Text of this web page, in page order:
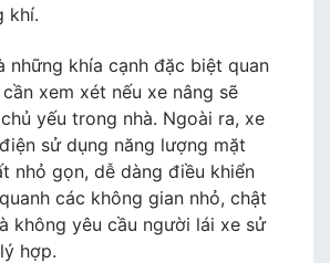
khí.
những khía cạnh đặc biệt quan
xem xét nếu xe nâng sẽ
yếu trong nhà. Ngoài ra, xe
sử dụng năng lượng mặt
nhỏ gọn, dễ dàng điều khiển
các không gian nhỏ, chật
không yêu cầu người lái xe sử
hợp.